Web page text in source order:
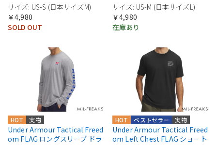
サイズ: US-S (日本サイズM)
￥4,980
SOLD OUT
サイズ: US-M (日本サイズL)
￥4,980
在庫あり
実物
HOT
Under Armour Tactical Freed
om FLAG ロングスリーブ ドラ
実物
ベストセラー
HOT
Under Armour Tactical Freed
om Left Chest FLAG ショート